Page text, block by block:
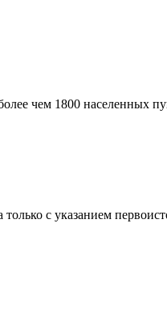
чем 1800 населенных
с указанием